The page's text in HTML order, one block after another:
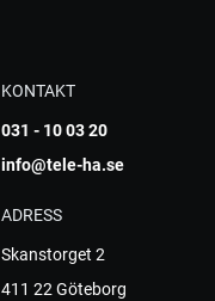
KONTAKT
031 - 10 03 20
info@tele-ha.se
ADRESS
Skanstorget 2
411 22 Göteborg